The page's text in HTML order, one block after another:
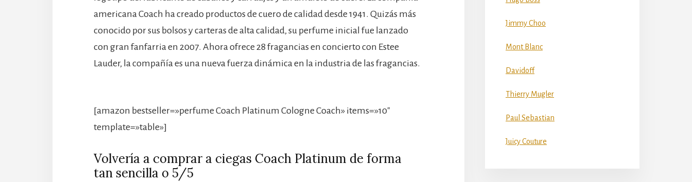
americana Coach ha creado productos de cuero de calidad desde 1941. Quizás más
conocido por sus bolsos y carteras de alta calidad, su perfume inicial fue lanzado
con gran fanfarria en 2007. Ahora ofrece 28 fragancias en concierto con Estee
Lauder, la compañía es una nueva fuerza dinámica en la industria de las fragancias.
[amazon bestseller=»perfume Coach Platinum Cologne Coach» items=»10″
template=»table»]
Volvería a comprar a ciegas Coach Platinum de forma
tan sencilla o 5/5
Jimmy Choo
Mont Blanc
Davidoff
Thierry Mugler
Paul Sebastian
Juicy Couture